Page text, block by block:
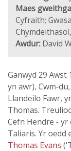
Maes
Cyfraith;
Awdur: David
Ganwyd 29 Awst
yn awr), Cwm-
Llandeilo Fawr,
Thomas.
Cefn Hendre - yr
Taliaris. Yr oedd
Thomas Evans